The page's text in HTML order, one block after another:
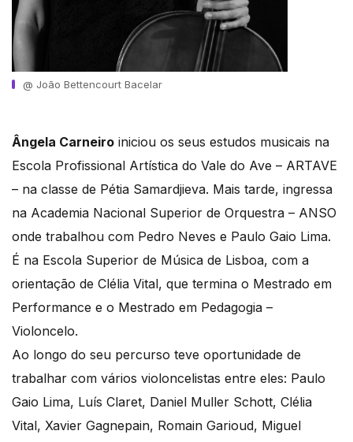
@ João Bettencourt Bacelar
Ângela Carneiro iniciou os seus estudos musicais na
Escola Profissional Artística do Vale do Ave – ARTAVE
– na classe de Pétia Samardjieva. Mais tarde, ingressa
na Academia Nacional Superior de Orquestra – ANSO
onde trabalhou com Pedro Neves e Paulo Gaio Lima.
É na Escola Superior de Música de Lisboa, com a
orientação de Clélia Vital, que termina o Mestrado em
Performance e o Mestrado em Pedagogia –
Violoncelo.
Ao longo do seu percurso teve oportunidade de
trabalhar com vários violoncelistas entre eles: Paulo
Gaio Lima, Luís Claret, Daniel Muller Schott, Clélia
Vital, Xavier Gagnepain, Romain Garioud, Miguel